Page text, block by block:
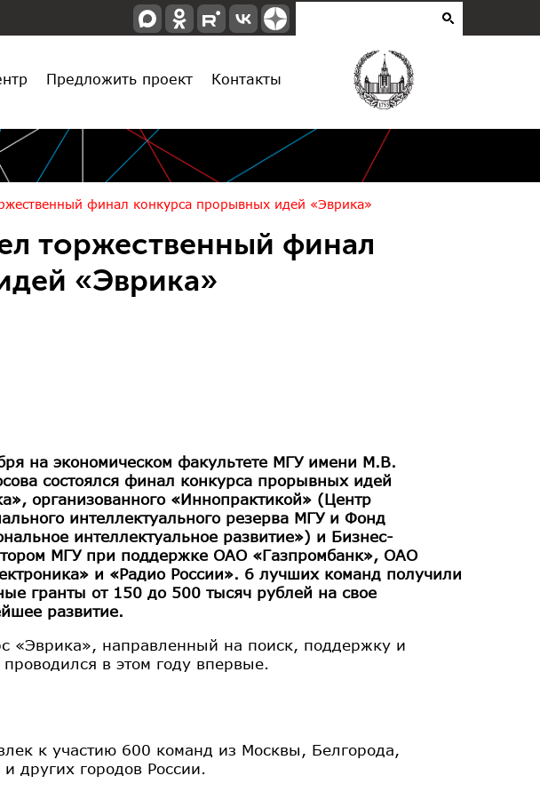
Предложить проект Контакты
финал конкурса прорывных идей «Эврика»
торжественный финал
«Эврика»
на экономическом факультете МГУ имени М.В.
состоялся финал конкурса прорывных идей
организованного «Иннопрактикой» (Центр
интеллектуального резерва МГУ и Фонд
интеллектуальное развитие») и Бизнес-
МГУ при поддержке ОАО «Газпромбанк», ОАО
и «Радио России». 6 лучших команд получили
гранты от 150 до 500 тысяч рублей на свое
развитие.
«Эврика», направленный на поиск, поддержку и
в этом году впервые.
к участию 600 команд из Москвы, Белгорода,
других городов России.